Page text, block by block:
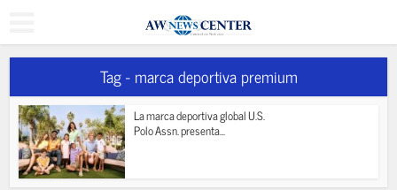
Tag - marca deportiva premium
La marca deportiva global U.S.
Polo Assn. presenta...